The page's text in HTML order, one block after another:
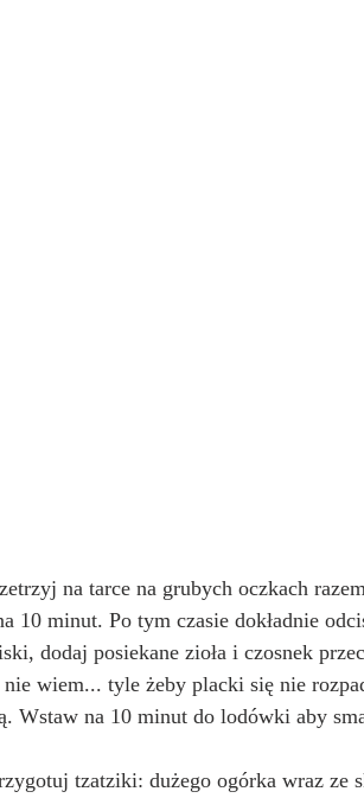
na tarce na grubych oczkach
10 minut. Po tym czasie dokładnie
dodaj posiekane zioła i czosnek
wiem... tyle żeby placki się nie
Wstaw na 10 minut do lodówki aby
tzatziki: dużego ogórka wraz ze